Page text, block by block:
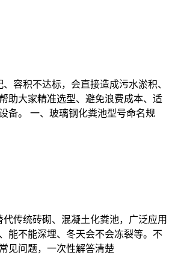
容积不达标，会直接造成污水淤积、
助大家精准选型、避免浪费成本、适
备。 一、玻璃钢化粪池型号命名规
传统砖砌、混凝土化粪池，广泛应用
能不能深埋、冬天会不会冻裂等。不
见问题，一次性解答清楚